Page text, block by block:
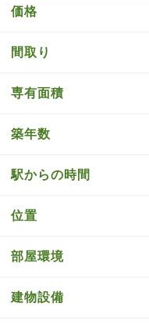
価格
間取り
専有面積
築年数
駅からの時間
位置
部屋環境
建物設備